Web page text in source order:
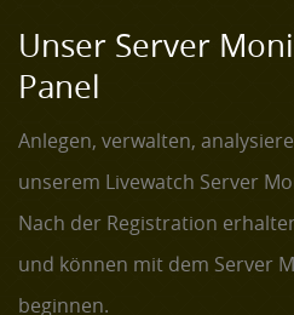
Unser Server
Panel
Anlegen, verwalten,
unserem Livewatch Server
Nach der Registration
und können mit dem Server
beginnen.